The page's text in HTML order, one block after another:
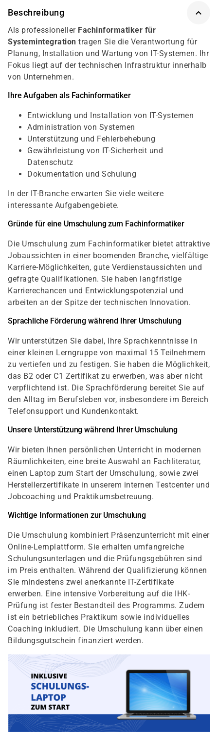
Beschreibung
Als professioneller Fachinformatiker für
Systemintegration tragen Sie die Verantwortung für
Planung, Installation und Wartung von IT-Systemen. Ihr
Fokus liegt auf der technischen Infrastruktur innerhalb
von Unternehmen.
Ihre Aufgaben als Fachinformatiker
Entwicklung und Installation von IT-Systemen
Administration von Systemen
Unterstützung und Fehlerbehebung
Gewährleistung von IT-Sicherheit und
Datenschutz
Dokumentation und Schulung
In der IT-Branche erwarten Sie viele weitere
interessante Aufgabengebiete.
Gründe für eine Umschulung zum Fachinformatiker
Die Umschulung zum Fachinformatiker bietet attraktive
Jobaussichten in einer boomenden Branche, vielfältige
Karriere-Möglichkeiten, gute Verdienstaussichten und
gefragte Qualifikationen. Sie haben langfristige
Karrierechancen und Entwicklungspotenzial und
arbeiten an der Spitze der technischen Innovation.
Sprachliche Förderung während Ihrer Umschulung
Wir unterstützen Sie dabei, Ihre Sprachkenntnisse in
einer kleinen Lerngruppe von maximal 15 Teilnehmern
zu vertiefen und zu festigen. Sie haben die Möglichkeit,
das B2 oder C1 Zertifikat zu erwerben, was aber nicht
verpflichtend ist. Die Sprachförderung bereitet Sie auf
den Alltag im Berufsleben vor, insbesondere im Bereich
Telefonsupport und Kundenkontakt.
Unsere Unterstützung während Ihrer Umschulung
Wir bieten Ihnen persönlichen Unterricht in modernen
Räumlichkeiten, eine breite Auswahl an Fachliteratur,
einen Laptop zum Start der Umschulung, sowie zwei
Herstellerzertifikate in unserem internen Testcenter und
Jobcoaching und Praktikumsbetreuung.
Wichtige Informationen zur Umschulung
Die Umschulung kombiniert Präsenzunterricht mit einer
Online-Lernplattform. Sie erhalten umfangreiche
Schulungsunterlagen und die Prüfungsgebühren sind
im Preis enthalten. Während der Qualifizierung können
Sie mindestens zwei anerkannte IT-Zertifikate
erwerben. Eine intensive Vorbereitung auf die IHK-
Prüfung ist fester Bestandteil des Programms. Zudem
ist ein betriebliches Praktikum sowie individuelles
Coaching inkludiert. Die Umschulung kann über einen
Bildungsgutschein finanziert werden.